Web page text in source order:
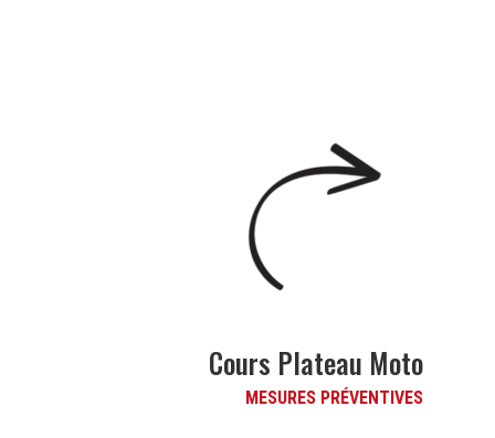
Cours Plateau Moto
MESURES PRÉVENTIVES